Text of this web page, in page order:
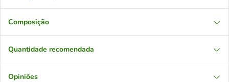
Composição
Quantidade recomendada
Opiniões